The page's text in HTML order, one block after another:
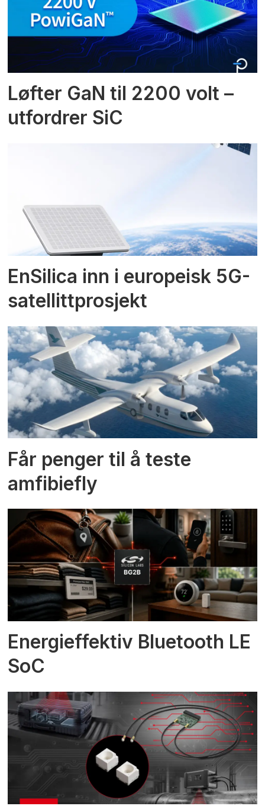
Løfter GaN til 2200 volt –
utfordrer SiC
EnSilica inn i europeisk 5G-
satellittprosjekt
Får penger til å teste
amfibiefly
Energieffektiv Bluetooth LE
SoC